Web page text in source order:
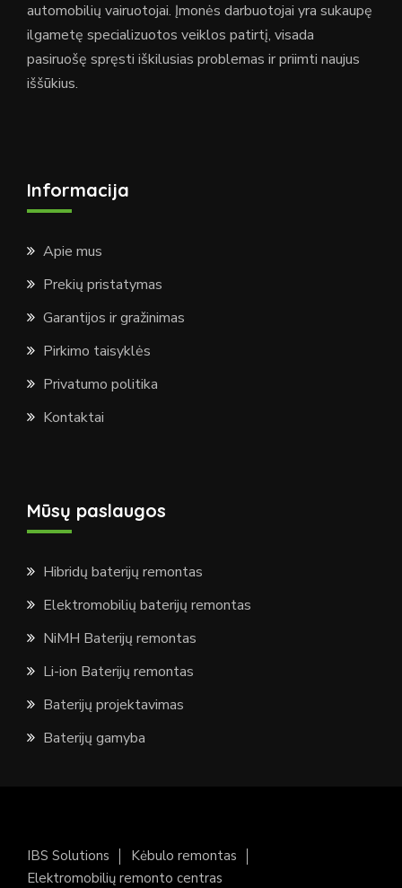
automobilių vairuotojai. Įmonės darbuotojai yra sukaupę
ilgametę specializuotos veiklos patirtį, visada
pasiruošę spręsti iškilusias problemas ir priimti naujus
iššūkius.
Informacija
Apie mus
Prekių pristatymas
Garantijos ir gražinimas
Pirkimo taisyklės
Privatumo politika
Kontaktai
Mūsų paslaugos
Hibridų baterijų remontas
Elektromobilių baterijų remontas
NiMH Baterijų remontas
Li-ion Baterijų remontas
Baterijų projektavimas
Baterijų gamyba
IBS Solutions
Kėbulo remontas
Elektromobilių remonto centras